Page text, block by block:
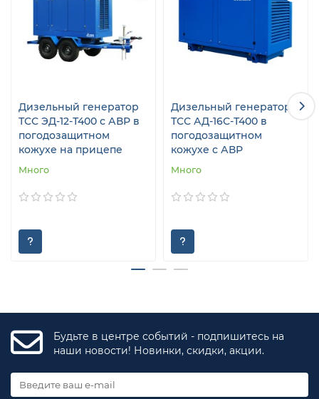
Дизельный генератор
ТСС ЭД-12-Т400 с АВР в
погодозащитном
кожухе на прицепе
Много
Дизельный генератор
ТСС АД-16С-Т400 в
погодозащитном
кожухе с АВР
Много
Будьте в центре событий - подпишитесь на
наши новости! Новинки, скидки, акции.